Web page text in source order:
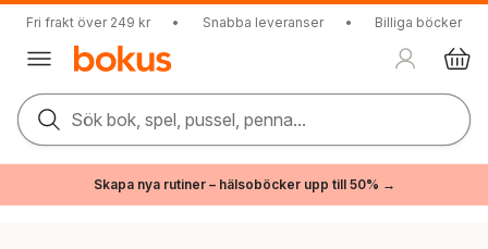
Fri frakt över 249 kr • Snabba leveranser • Billiga böcker
Sök bok, spel, pussel, penna...
Skapa nya rutiner – hälsoböcker upp till 50% →